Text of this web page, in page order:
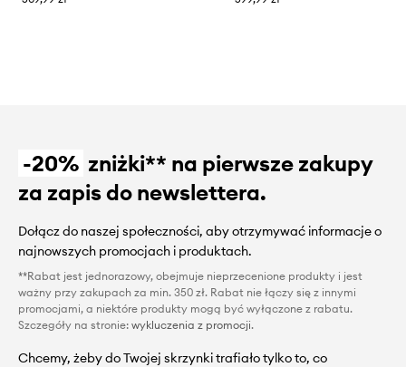
-20% zniżki** na pierwsze zakupy
za zapis do newslettera.
Dołącz do naszej społeczności, aby otrzymywać informacje o
najnowszych promocjach i produktach.
**Rabat jest jednorazowy, obejmuje nieprzecenione produkty i jest
ważny przy zakupach za min. 350 zł. Rabat nie łączy się z innymi
promocjami, a niektóre produkty mogą być wyłączone z rabatu.
Szczegóły na stronie: wykluczenia z promocji.
Chcemy, żeby do Twojej skrzynki trafiało tylko to, co